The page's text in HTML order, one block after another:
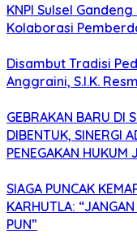
KNPI Sulsel
Kolaborasi
Disambut Tradisi
Anggraini, S.I.K.
GEBRAKAN BARU DI
DIBENTUK, SINERGI
PENEGAKAN HUKUM
SIAGA PUNCAK
KARHUTLA:
PUN”